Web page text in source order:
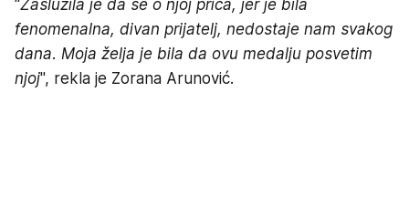
"Zaslužila je da se o njoj priča, jer je bila
fenomenalna, divan prijatelj, nedostaje nam svakog
dana. Moja želja je bila da ovu medalju posvetim
njoj", rekla je Zorana Arunović.